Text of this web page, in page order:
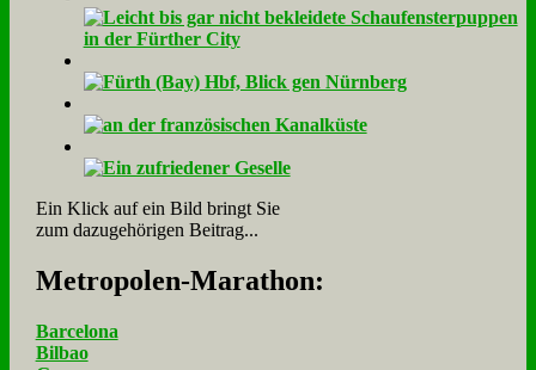
Ein Klick auf ein Bild bringt Sie
zum dazugehörigen Beitrag...
Me­tro­po­len-Ma­ra­thon:
Barcelona
Bilbao